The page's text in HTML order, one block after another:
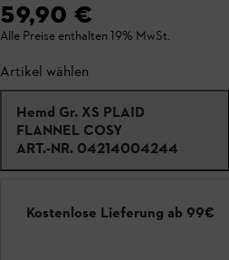
59,90 €
Alle Preise enthalten 19% MwSt.
Artikel wählen
Hemd Gr. XS PLAID
FLANNEL COSY
ART.-NR. 04214004244
Kostenlose Lieferung ab 99€